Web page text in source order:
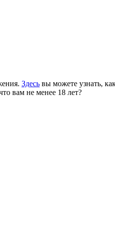
Здесь вы можете узнать,
вам не менее 18 лет?